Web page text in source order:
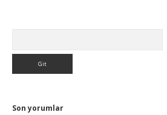
Son yorumlar